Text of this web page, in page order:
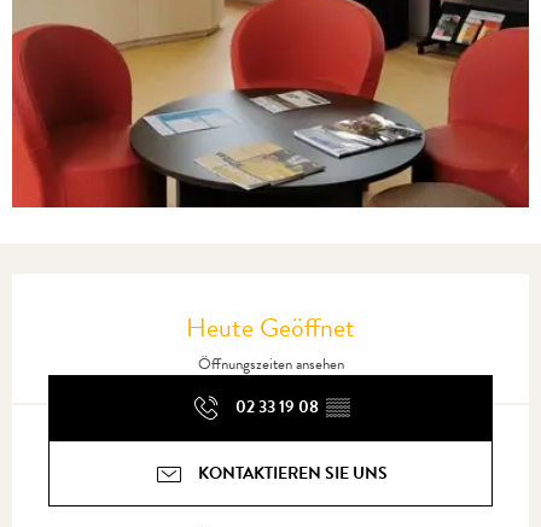
Heute Geöffnet
Öffnungszeiten ansehen
02 33 19 08 ▒▒
KONTAKTIEREN SIE UNS